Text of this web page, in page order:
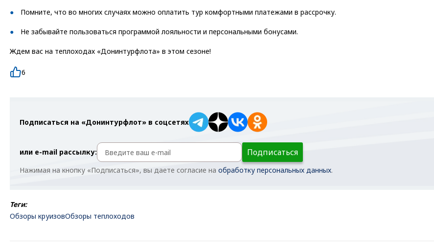
Помните, что во многих случаях можно оплатить тур комфортными платежами в рассрочку.
Не забывайте пользоваться программой лояльности и персональными бонусами.
Ждем вас на теплоходах «Донинтурфлота» в этом сезоне!
6
Подписаться на «Донинтурфлот» в соцсетях
или e-mail рассылку: Подписаться
Нажимая на кнопку «Подписаться», вы даете согласие на обработку персональных данных.
Теги:
Обзоры круизовОбзоры теплоходов